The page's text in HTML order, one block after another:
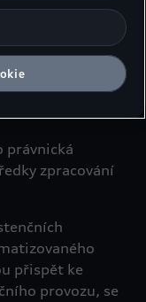
nebo
používání,
jiné
právnická
zpracování
přispět ke
provozu, se
tím zároveň v
s předáváním
cookie.
pro Google
na konci webové
údaje. Souhlas
Správcem
cookie
nebo v
cookie